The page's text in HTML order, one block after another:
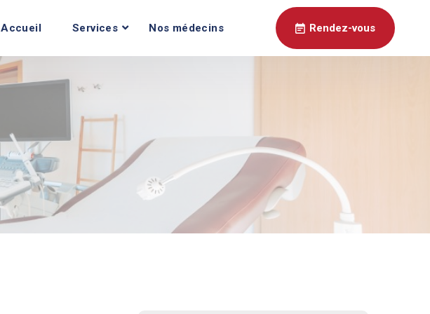
Accueil Services Nos médecins Rendez-vous